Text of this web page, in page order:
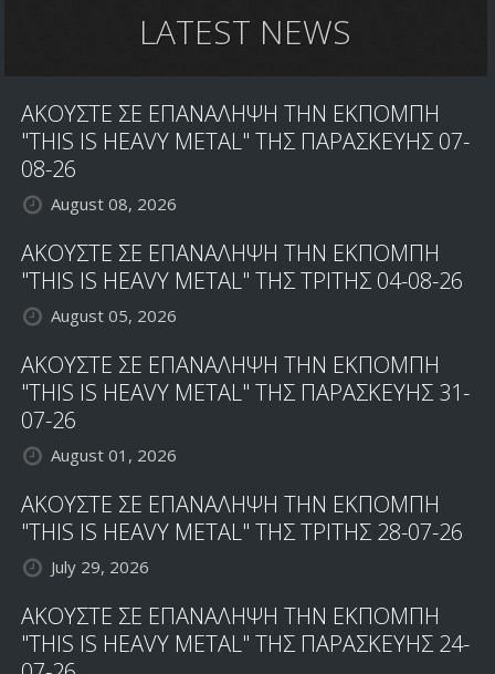
SINGLE
ΝΕΟ
ΔΙΣΚΟ
LATEST NEWS
ΑΚΟΥΣΤΕ ΣΕ ΕΠΑΝΑΛΗΨΗ ΤΗΝ ΕΚΠΟΜΠΗ
"THIS IS HEAVY METAL" ΤΗΣ ΠΑΡΑΣΚΕΥΗΣ 07-
08-26
August 08, 2026
ΑΚΟΥΣΤΕ ΣΕ ΕΠΑΝΑΛΗΨΗ ΤΗΝ ΕΚΠΟΜΠΗ
"THIS IS HEAVY METAL" ΤΗΣ ΤΡΙΤΗΣ 04-08-26
August 05, 2026
ΑΚΟΥΣΤΕ ΣΕ ΕΠΑΝΑΛΗΨΗ ΤΗΝ ΕΚΠΟΜΠΗ
"THIS IS HEAVY METAL" ΤΗΣ ΠΑΡΑΣΚΕΥΗΣ 31-
07-26
August 01, 2026
ΑΚΟΥΣΤΕ ΣΕ ΕΠΑΝΑΛΗΨΗ ΤΗΝ ΕΚΠΟΜΠΗ
"THIS IS HEAVY METAL" ΤΗΣ ΤΡΙΤΗΣ 28-07-26
July 29, 2026
ΑΚΟΥΣΤΕ ΣΕ ΕΠΑΝΑΛΗΨΗ ΤΗΝ ΕΚΠΟΜΠΗ
"THIS IS HEAVY METAL" ΤΗΣ ΠΑΡΑΣΚΕΥΗΣ 24-